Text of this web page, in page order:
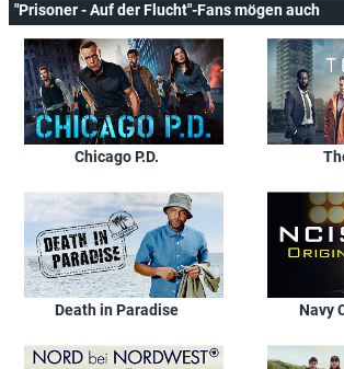
"Prisoner - Auf der Flucht"-Fans mögen auch
Chicago P.D.
Death in Paradise Navy